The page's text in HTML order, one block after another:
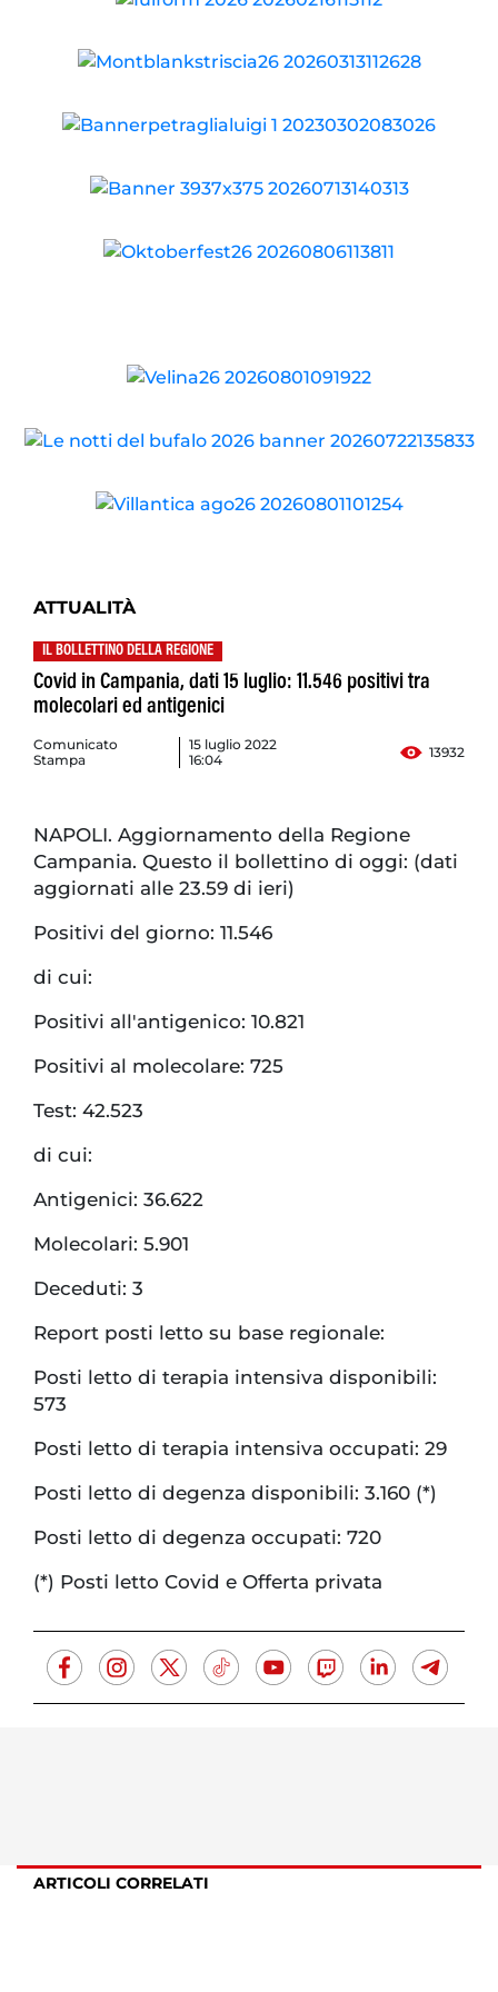
ATTUALITÀ
IL BOLLETTINO DELLA REGIONE
Covid in Campania, dati 15 luglio: 11.546 positivi tra
molecolari ed antigenici
Comunicato
Stampa
15 luglio 2022
16:04
13932
NAPOLI. Aggiornamento della Regione
Campania. Questo il bollettino di oggi: (dati
aggiornati alle 23.59 di ieri)
Positivi del giorno: 11.546
di cui:
Positivi all'antigenico: 10.821
Positivi al molecolare: 725
Test: 42.523
di cui:
Antigenici: 36.622
Molecolari: 5.901
Deceduti: 3
Report posti letto su base regionale:
Posti letto di terapia intensiva disponibili:
573
Posti letto di terapia intensiva occupati: 29
Posti letto di degenza disponibili: 3.160 (*)
Posti letto di degenza occupati: 720
(*) Posti letto Covid e Offerta privata
ARTICOLI CORRELATI